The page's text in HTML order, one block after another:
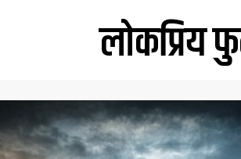
लोकप्रिय